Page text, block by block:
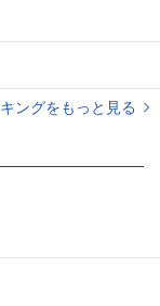
ングをもっと見る